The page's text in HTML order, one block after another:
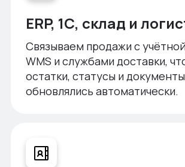
ERP, 1С, склад и
Связываем продажи с
WMS и службами доставки,
остатки, статусы и документы
обновлялись автоматически.